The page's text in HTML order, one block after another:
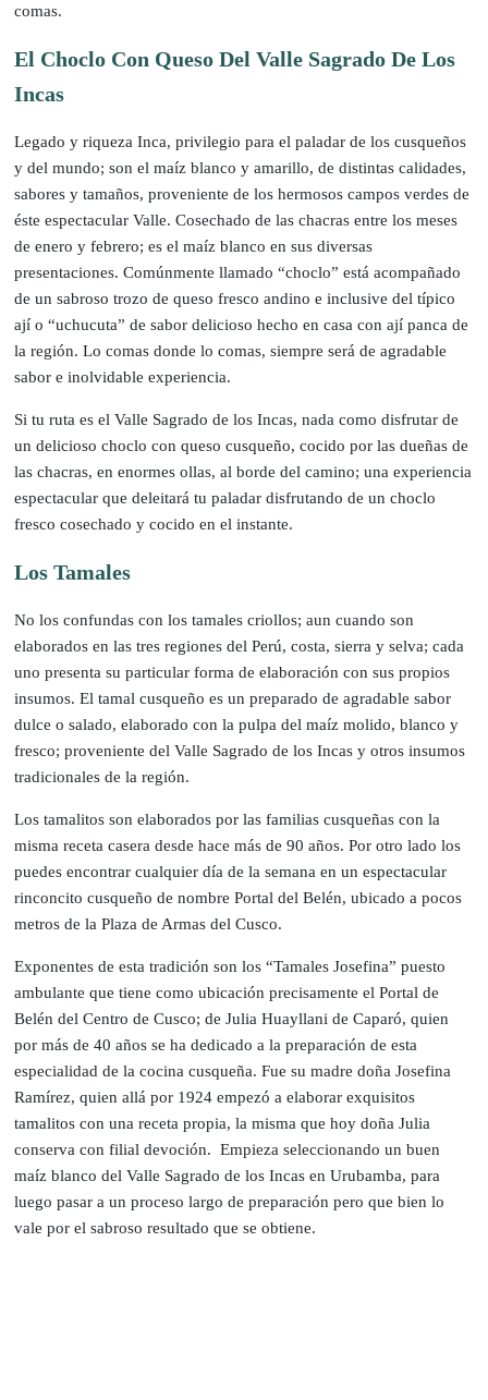
comas.
El Choclo Con Queso Del Valle Sagrado De Los
Incas
Legado y riqueza Inca, privilegio para el paladar de los cusqueños
y del mundo; son el maíz blanco y amarillo, de distintas calidades,
sabores y tamaños, proveniente de los hermosos campos verdes de
éste espectacular Valle. Cosechado de las chacras entre los meses
de enero y febrero; es el maíz blanco en sus diversas
presentaciones. Comúnmente llamado “choclo” está acompañado
de un sabroso trozo de queso fresco andino e inclusive del típico
ají o “uchucuta” de sabor delicioso hecho en casa con ají panca de
la región. Lo comas donde lo comas, siempre será de agradable
sabor e inolvidable experiencia.
Si tu ruta es el Valle Sagrado de los Incas, nada como disfrutar de
un delicioso choclo con queso cusqueño, cocido por las dueñas de
las chacras, en enormes ollas, al borde del camino; una experiencia
espectacular que deleitará tu paladar disfrutando de un choclo
fresco cosechado y cocido en el instante.
Los Tamales
No los confundas con los tamales criollos; aun cuando son
elaborados en las tres regiones del Perú, costa, sierra y selva; cada
uno presenta su particular forma de elaboración con sus propios
insumos. El tamal cusqueño es un preparado de agradable sabor
dulce o salado, elaborado con la pulpa del maíz molido, blanco y
fresco; proveniente del Valle Sagrado de los Incas y otros insumos
tradicionales de la región.
Los tamalitos son elaborados por las familias cusqueñas con la
misma receta casera desde hace más de 90 años. Por otro lado los
puedes encontrar cualquier día de la semana en un espectacular
rinconcito cusqueño de nombre Portal del Belén, ubicado a pocos
metros de la Plaza de Armas del Cusco.
Exponentes de esta tradición son los “Tamales Josefina” puesto
ambulante que tiene como ubicación precisamente el Portal de
Belén del Centro de Cusco; de Julia Huayllani de Caparó, quien
por más de 40 años se ha dedicado a la preparación de esta
especialidad de la cocina cusqueña. Fue su madre doña Josefina
Ramírez, quien allá por 1924 empezó a elaborar exquisitos
tamalitos con una receta propia, la misma que hoy doña Julia
conserva con filial devoción. Empieza seleccionando un buen
maíz blanco del Valle Sagrado de los Incas en Urubamba, para
luego pasar a un proceso largo de preparación pero que bien lo
vale por el sabroso resultado que se obtiene.